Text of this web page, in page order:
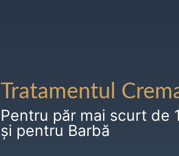
Tratamentul
Pentru păr mai scurt de
și pentru Barbă